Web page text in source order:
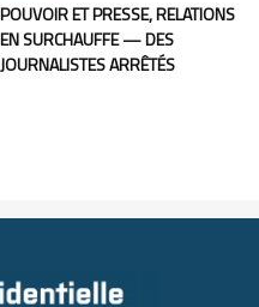
POUVOIR ET PRESSE, RELATIONS
EN SURCHAUFFE — DES
JOURNALISTES ARRÊTÉS